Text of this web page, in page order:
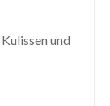
und